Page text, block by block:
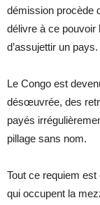
démission procède
délivre à ce pouvoir
d’assujettir un pays.
Le Congo est
désœuvrée, des
payés
pillage sans nom.
Tout ce requiem
qui occupent la